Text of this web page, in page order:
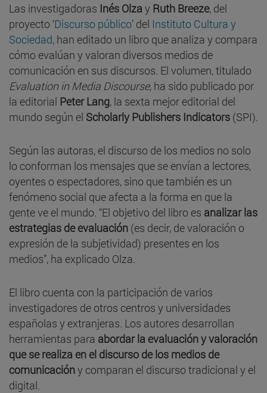
Las investigadoras Inés Olza y Ruth Breeze, del
proyecto ‘Discurso público’ del Instituto Cultura y
Sociedad, han editado un libro que analiza y compara
cómo evalúan y valoran diversos medios de
comunicación en sus discursos. El volumen, titulado
Evaluation in Media Discourse, ha sido publicado por
la editorial Peter Lang, la sexta mejor editorial del
mundo según el Scholarly Publishers Indicators (SPI).
Según las autoras, el discurso de los medios no solo
lo conforman los mensajes que se envían a lectores,
oyentes o espectadores, sino que también es un
fenómeno social que afecta a la forma en que la
gente ve el mundo. “El objetivo del libro es analizar las
estrategias de evaluación (es decir, de valoración o
expresión de la subjetividad) presentes en los
medios”, ha explicado Olza.
El libro cuenta con la participación de varios
investigadores de otros centros y universidades
españolas y extranjeras. Los autores desarrollan
herramientas para abordar la evaluación y valoración
que se realiza en el discurso de los medios de
comunicacióny comparan el discurso tradicional y el
digital.